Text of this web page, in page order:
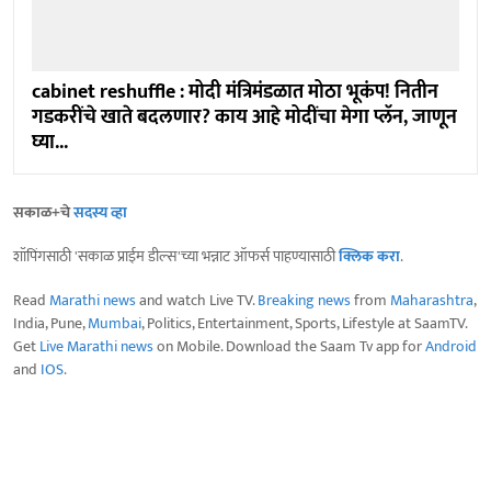
cabinet reshuffle : मोदी मंत्रिमंडळात मोठा भूकंप! नितीन
गडकरींचे खाते बदलणार? काय आहे मोदींचा मेगा प्लॅन, जाणून
घ्या...
सकाळ+चेसदस्य व्हा
शॉपिंगसाठी 'सकाळ प्राईम डील्स'च्या भन्नाट ऑफर्स पाहण्यासाठीक्लिक करा.
Read Marathi newsand watch Live TV.Breaking newsfrom Maharashtra,
India, Pune,Mumbai, Politics, Entertainment, Sports, Lifestyle at SaamTV.
GetLive Marathi newson Mobile. Download the Saam Tv app forAndroid
and IOS.